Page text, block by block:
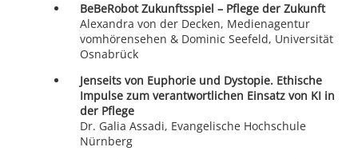
BeBeRobot Zukunftsspiel – Pflege der Zukunft
Alexandra von der Decken, Medienagentur
vomhörensehen & Dominic Seefeld, Universität
Osnabrück
Jenseits von Euphorie und Dystopie. Ethische
Impulse zum verantwortlichen Einsatz von KI in
der Pflege
Dr. Galia Assadi, Evangelische Hochschule
Nürnberg